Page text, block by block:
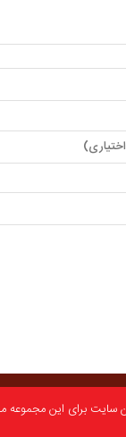
سایت برای این